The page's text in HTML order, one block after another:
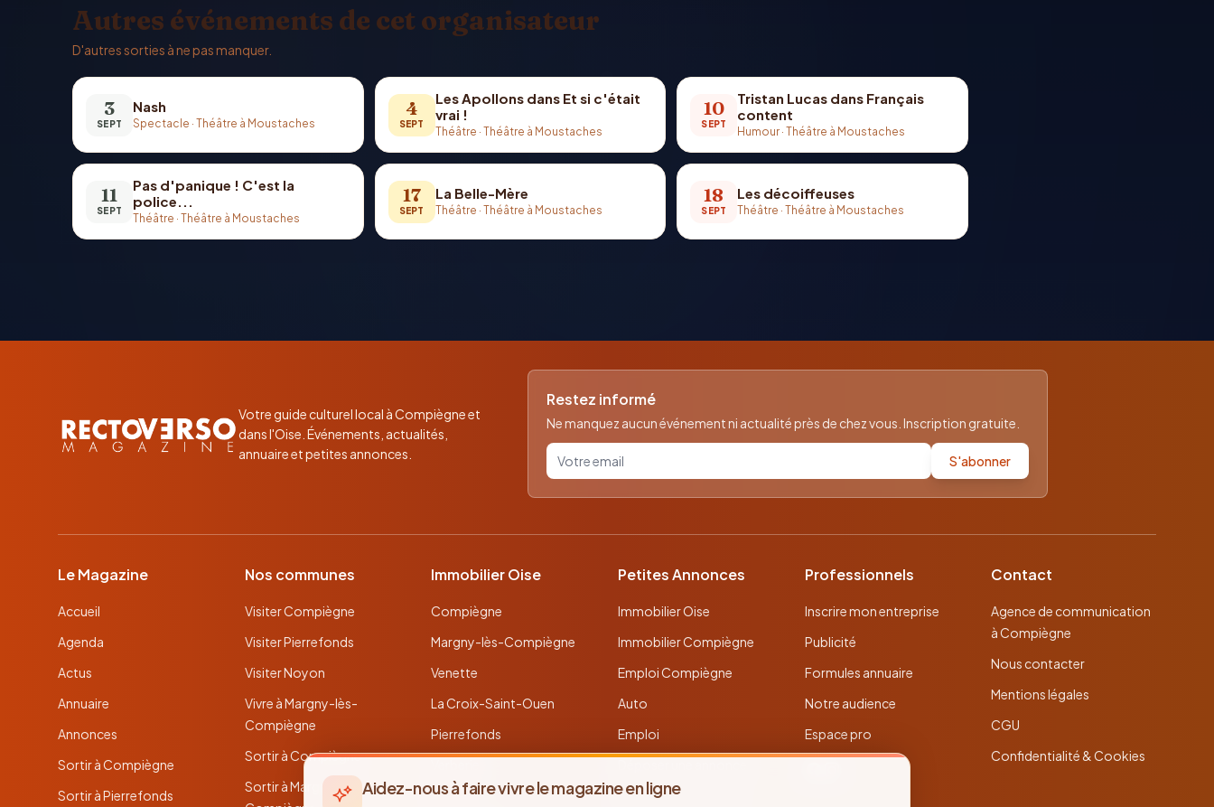
Autres événements de cet organisateur
D'autres sorties à ne pas manquer.
3
SEPT
Nash
Spectacle · Théâtre à Moustaches
4
SEPT
Les Apollons dans Et si c'était
vrai !
Théâtre · Théâtre à Moustaches
10
SEPT
Tristan Lucas dans Français
content
Humour ·Théâtre à Moustaches
11
SEPT
Pas d'panique ! C'est la
police...
Théâtre · Théâtre à Moustaches
17
SEPT
La Belle-Mère
Théâtre · Théâtre à Moustaches
18
SEPT
Les décoiffeuses
Théâtre ·Théâtre à Moustaches
Votre guide culturel local à Compiègne et
dans l'Oise. Événements, actualités,
annuaire et petites annonces.
Restez informé
Ne manquez aucun événement ni actualité près de chez vous. Inscription gratuite.
Votre email pour la newsletter S'abonner
Le Magazine
Accueil
Agenda
Actus
Annuaire
Annonces
Sortir à Compiègne
Sortir à Pierrefonds
Nos communes
Visiter Compiègne
Visiter Pierrefonds
Visiter Noyon
Vivre à Margny-lès-
Compiègne
Sortir à Compiègne
Sortir à Margny-lès-
Immobilier Oise
Compiègne
Margny-lès-Compiègne
Venette
La Croix-Saint-Ouen
Pierrefonds
Noyon
Petites Annonces
Immobilier Oise
Immobilier Compiègne
Emploi Compiègne
Auto
Emploi
Toutes les annonces
Professionnels
Inscrire mon entreprise
Publicité
Formules annuaire
Notre audience
Espace pro
Contact
Agence de communication
à Compiègne
Nous contacter
Mentions légales
CGU
Confidentialité & Cookies
Aidez-nous à faire vivre le magazine en ligne